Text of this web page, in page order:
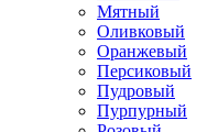
Мятный
Оливковый
Оранжевый
Персиковый
Пудровый
Пурпурный